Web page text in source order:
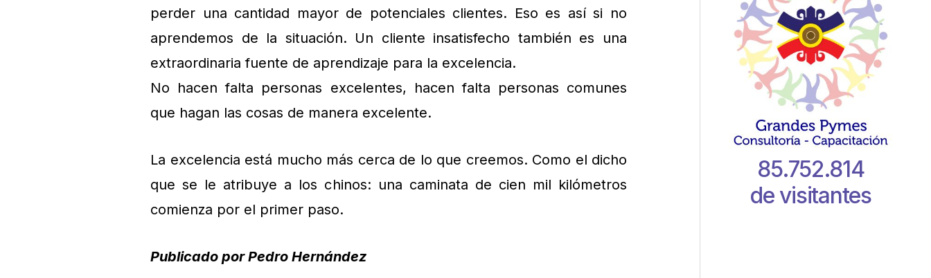
perder una cantidad mayor de potenciales clientes. Eso es así si no
aprendemos de la situación. Un cliente insatisfecho también es una
extraordinaria fuente de aprendizaje para la excelencia.
No hacen falta personas excelentes, hacen falta personas comunes
que hagan las cosas de manera excelente.
La excelencia está mucho más cerca de lo que creemos. Como el dicho
que se le atribuye a los chinos: una caminata de cien mil kilómetros
comienza por el primer paso.
Publicado por Pedro Hernández
85.752.814
de visitantes